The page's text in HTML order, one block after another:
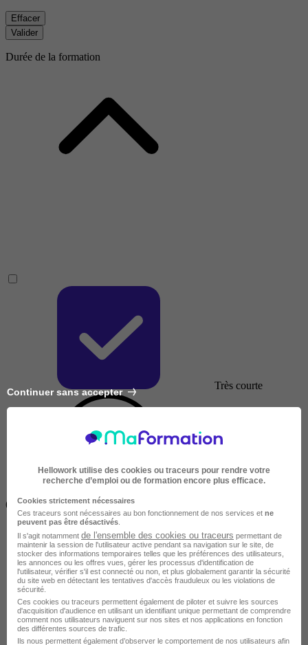
Effacer
Valider
Durée de la formation
Très courte
(14h)
Continuer sans accepter
Hellowork utilise des cookies ou traceurs pour rendre votre
recherche d’emploi ou de formation encore plus efficace.
Cookies strictement nécessaires
Ces traceurs sont nécessaires au bon fonctionnement de nos services et ne
peuvent pas être désactivés
Il s'agit notamment de l'ensemble des cookies ou traceurs permettant de
maintenir la session de l'utilisateur active pendant sa navigation sur le site, de
stocker des informations temporaires telles que les préférences des utilisateurs,
les annonces ou les offres vues, gérer les processus d'identification de
l'utilisateur, vérifier s'il est connecté ou non, et plus globalement garantir la sécurité
du site web en détectant les tentatives d'accès frauduleux ou les violations de
sécurité.
Ces cookies ou traceurs permettent également de piloter et suivre les sources
d'acquisition d'audience en utilisant un identifiant unique permettant de comprendre
comment nos utilisateurs naviguent sur nos sites et nos applications en fonction
des différentes sources de trafic.
Ils nous permettent également d’observer le comportement de nos utilisateurs afin